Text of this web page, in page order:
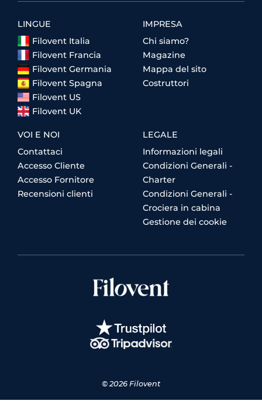
LINGUE
Filovent Italia
Filovent Francia
Filovent Germania
Filovent Spagna
Filovent US
Filovent UK
IMPRESA
Chi siamo?
Magazine
Mappa del sito
Costruttori
VOI E NOI
Contattaci
Accesso Cliente
Accesso Fornitore
Recensioni clienti
LEGALE
Informazioni legali
Condizioni Generali -
Charter
Condizioni Generali -
Crociera in cabina
Gestione dei cookie
© 2026 Filovent